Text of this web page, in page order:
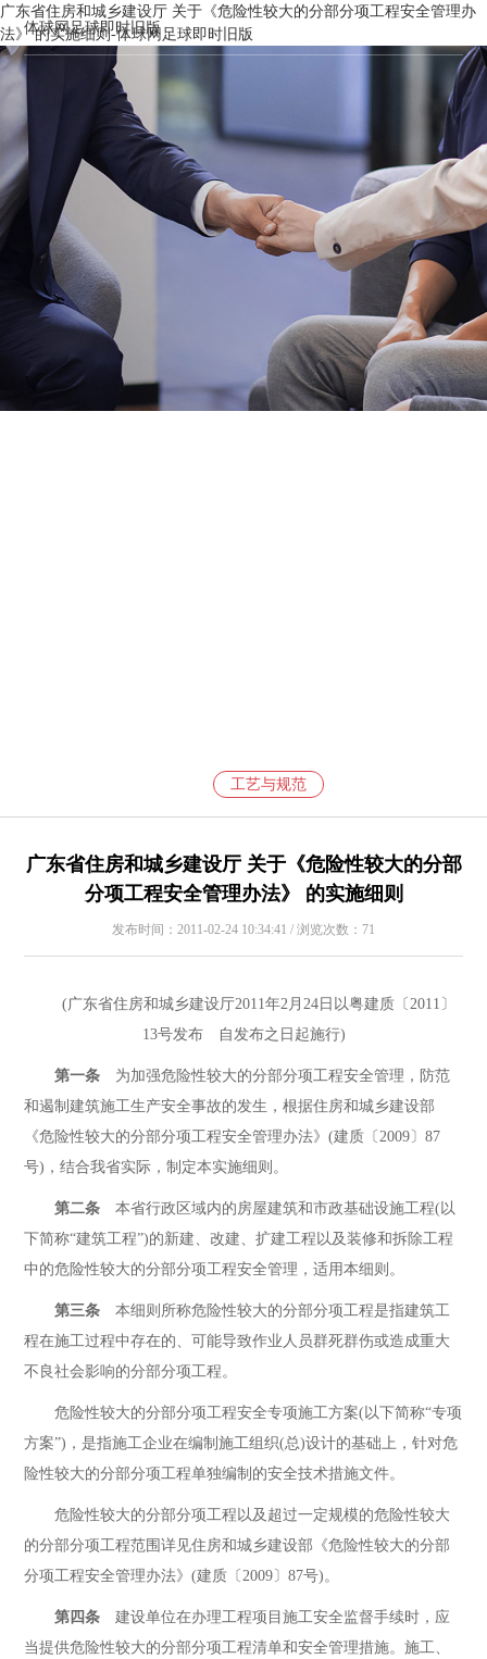
广东省住房和城乡建设厅 关于《危险性较大的分部分项工程安全管理办
法》 的实施细则-体球网足球即时旧版
体球网足球即时旧版
工艺与规范
广东省住房和城乡建设厅 关于《危险性较大的分部
分项工程安全管理办法》 的实施细则
发布时间：2011-02-24 10:34:41 / 浏览次数：71
(广东省住房和城乡建设厅2011年2月24日以粤建质〔2011〕
13号发布 自发布之日起施行)
第一条 为加强危险性较大的分部分项工程安全管理，防范
和遏制建筑施工生产安全事故的发生，根据住房和城乡建设部
《危险性较大的分部分项工程安全管理办法》(建质〔2009〕87
号)，结合我省实际，制定本实施细则。
第二条 本省行政区域内的房屋建筑和市政基础设施工程(以
下简称“建筑工程”)的新建、改建、扩建工程以及装修和拆除工程
中的危险性较大的分部分项工程安全管理，适用本细则。
第三条 本细则所称危险性较大的分部分项工程是指建筑工
程在施工过程中存在的、可能导致作业人员群死群伤或造成重大
不良社会影响的分部分项工程。
危险性较大的分部分项工程安全专项施工方案(以下简称“专项
方案”)，是指施工企业在编制施工组织(总)设计的基础上，针对危
险性较大的分部分项工程单独编制的安全技术措施文件。
危险性较大的分部分项工程以及超过一定规模的危险性较大
的分部分项工程范围详见住房和城乡建设部《危险性较大的分部
分项工程安全管理办法》(建质〔2009〕87号)。
第四条 建设单位在办理工程项目施工安全监督手续时，应
当提供危险性较大的分部分项工程清单和安全管理措施。施工、